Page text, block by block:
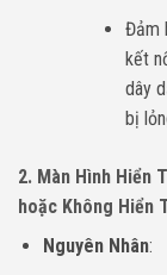
Đảm
kết
dây
bị
2. Màn Hình Hiển
hoặc Không Hiển
Nguyên Nhân: